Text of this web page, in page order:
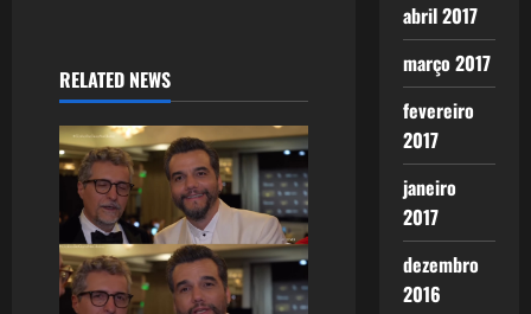
RELATED NEWS
abril 2017
março 2017
fevereiro
2017
janeiro
2017
dezembro
2016